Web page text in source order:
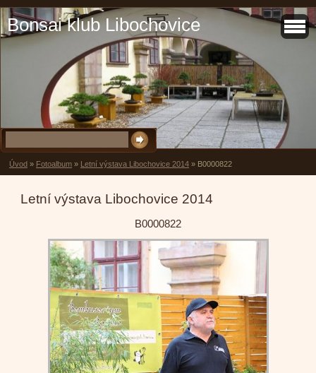
Bonsai klub Libochovice
Úvod » Fotoalbum » Letní výstava Libochovice 2014 » B0000822
Letní výstava Libochovice 2014
B0000822